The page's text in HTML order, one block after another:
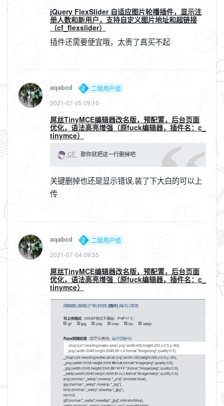
jQuery FlexSlider 自适应图片轮播插件，显示注
册人数和新用户，支持自定义图片地址和超链接
（cf_flexslider）
插件还需要便宜哦，太贵了真买不起
aqabcd
二级用户组
2021-07-05 09:10
屌丝TinyMCE编辑器改名版，预配置，后台页面
优化，语法高亮增强（原fuck编辑器，插件名：c_
tinymce）
CF 那你就把这一行删掉吧
关键删掉也还是显示错误,装了下大白的可以上
传
aqabcd
二级用户组
2021-07-04 09:55
屌丝TinyMCE编辑器改名版，预配置，后台页面
优化，语法高亮增强（原fuck编辑器，插件名：c_
tinymce）